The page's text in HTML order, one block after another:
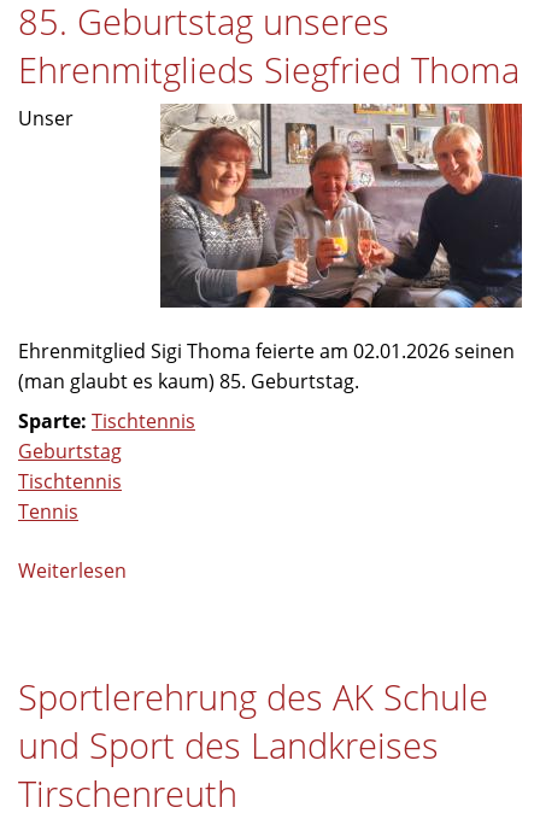
2026
85. Geburtstag unseres
Ehrenmitglieds Siegfried Thoma
Unser
Ehrenmitglied Sigi Thoma feierte am 02.01.2026 seinen
(man glaubt es kaum) 85. Geburtstag.
Sparte: Tischtennis
Geburtstag
Tischtennis
Tennis
Weiterlesen
Ehrenmitglieds
Thoma
Sportlerehrung des AK Schule
und Sport des Landkreises
Tirschenreuth